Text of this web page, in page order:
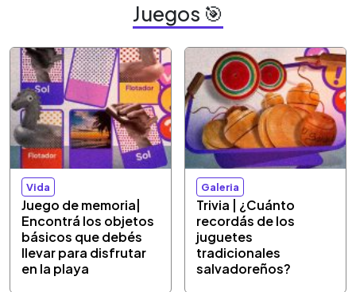
Juegos 🎯
Vida
Juego de memoria|
Encontrá los objetos
básicos que debés
llevar para disfrutar
en la playa
Galeria
Trivia | ¿Cuánto
recordás de los
juguetes
tradicionales
salvadoreños?